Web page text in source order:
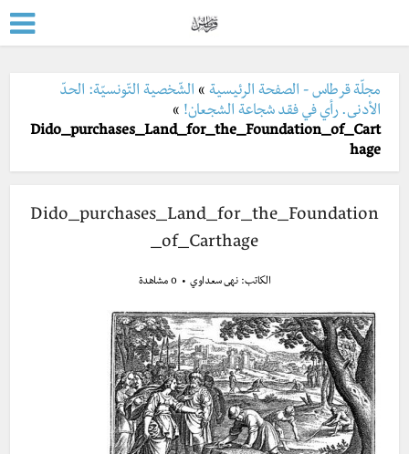
مجلّة قرطاس - الصفحة الرئيسية » الشّخصية التّونسيّة: الحدّ
الأدنى. رأي في فقد شجاعة الشجعان! »
Dido_purchases_Land_for_the_Foundation_of_Cart
hage
Dido_purchases_Land_for_the_Foundation
_of_Carthage
الكاتب:نهى سعداوي 0 مشاهدة